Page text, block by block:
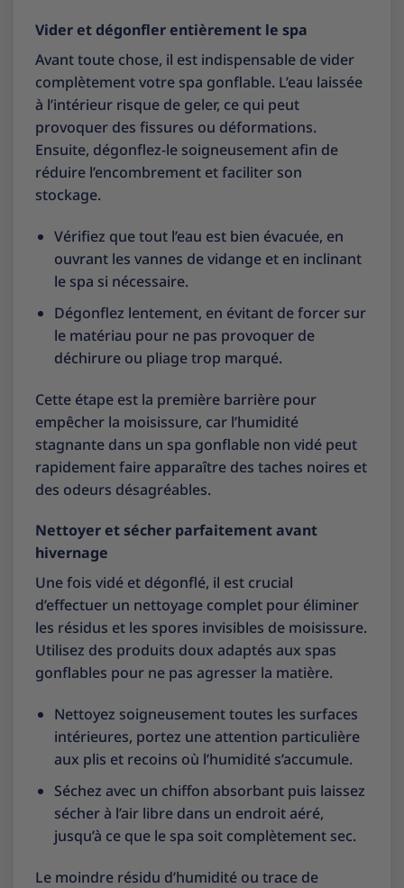
Vider et dégonfler entièrement le spa
Avant toute chose, il est indispensable de vider
complètement votre spa gonflable. L’eau laissée
à l’intérieur risque de geler, ce qui peut
provoquer des fissures ou déformations.
Ensuite, dégonflez-le soigneusement afin de
réduire l’encombrement et faciliter son
stockage.
Vérifiez que tout l’eau est bien évacuée, en
ouvrant les vannes de vidange et en inclinant
le spa si nécessaire.
Dégonflez lentement, en évitant de forcer sur
le matériau pour ne pas provoquer de
déchirure ou pliage trop marqué.
Cette étape est la première barrière pour
empêcher la moisissure, car l’humidité
stagnante dans un spa gonflable non vidé peut
rapidement faire apparaître des taches noires et
des odeurs désagréables.
Nettoyer et sécher parfaitement avant
hivernage
Une fois vidé et dégonflé, il est crucial
d’effectuer un nettoyage complet pour éliminer
les résidus et les spores invisibles de moisissure.
Utilisez des produits doux adaptés aux spas
gonflables pour ne pas agresser la matière.
Nettoyez soigneusement toutes les surfaces
intérieures, portez une attention particulière
aux plis et recoins où l’humidité s’accumule.
Séchez avec un chiffon absorbant puis laissez
sécher à l’air libre dans un endroit aéré,
jusqu’à ce que le spa soit complètement sec.
Le moindre résidu d’humidité ou trace de